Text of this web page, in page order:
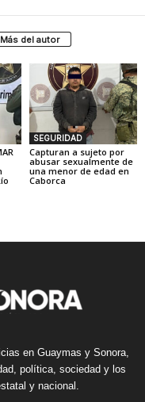
Más del autor
SEGURIDAD
Capturan a sujeto por
abusar sexualmente de
una menor de edad en
Caborca
en Guaymas y Sonora,
política, sociedad y los
y nacional.